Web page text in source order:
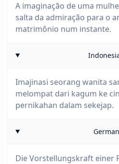
A imaginação de uma
salta da admiração para o
matrimônio num instante.
Imajinasi seorang wanita
melompat dari kagum ke
pernikahan dalam sekejap.
German
Die Vorstellungskraft einer